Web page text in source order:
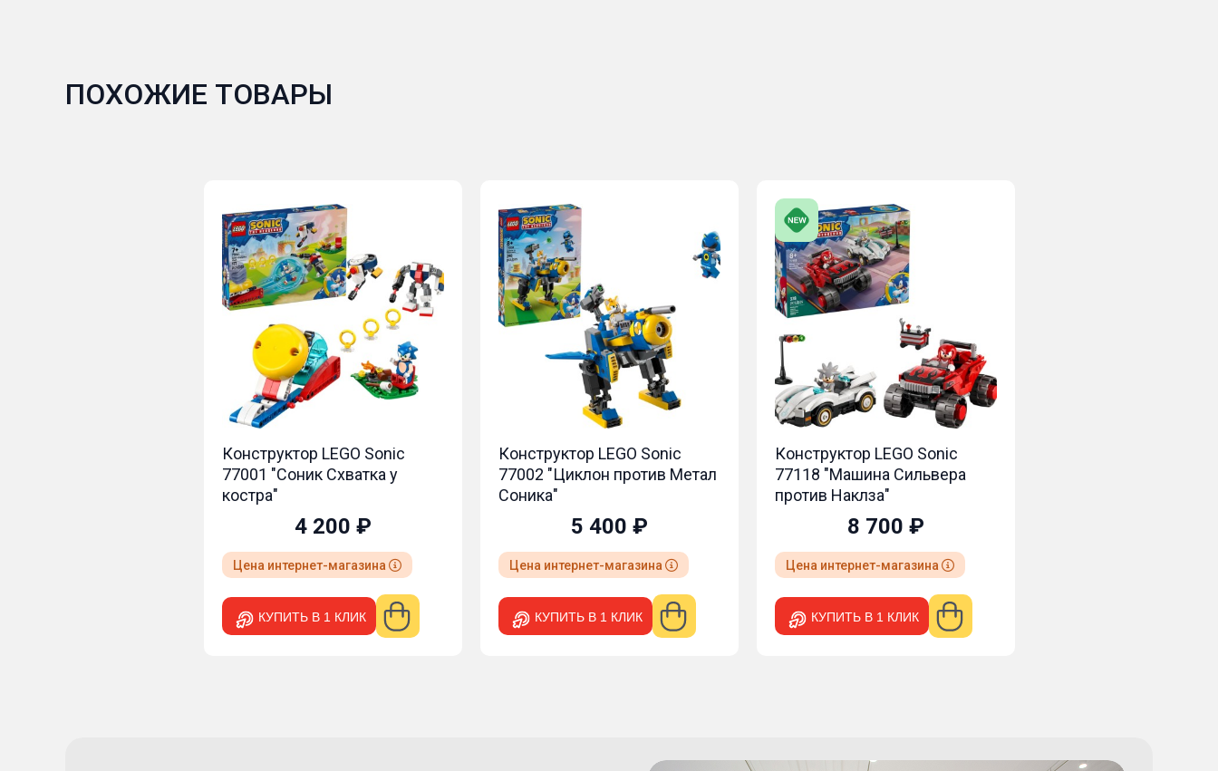
ПОХОЖИЕ ТОВАРЫ
Конструктор LEGO Sonic
77001 "Соник Схватка у
костра"
4 200 ₽
Цена интернет-магазина
КУПИТЬ В 1 КЛИК
Конструктор LEGO Sonic
77002 "Циклон против Метал
Соника"
5 400 ₽
Цена интернет-магазина
КУПИТЬ В 1 КЛИК
Конструктор LEGO Sonic
77118 "Машина Сильвера
против Наклза"
8 700 ₽
Цена интернет-магазина
КУПИТЬ В 1 КЛИК